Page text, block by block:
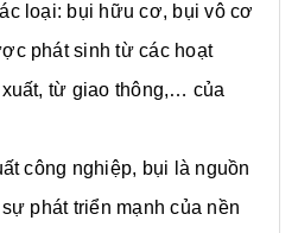
loại: bụi hữu cơ, bụi vô cơ
phát sinh từ các hoạt
từ giao thông,… của
công nghiệp, bụi là nguồn
phát triển mạnh của nền